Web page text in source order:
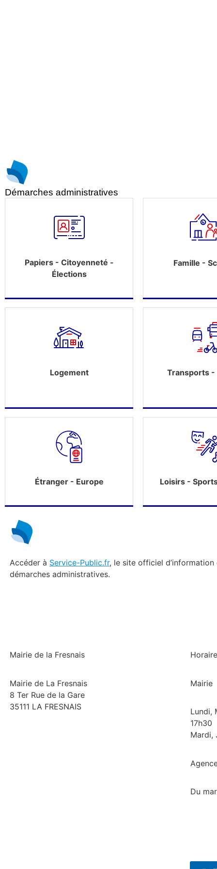
Démarches administratives
Papiers - Citoyenneté -
Élections
Famille -
Logement Transports -
Étranger - Europe Loisirs -
Accéder à Service-Public.fr, le site officiel d’information
démarches administratives.
Mairie de la Fresnais
Mairie de La Fresnais
8 Ter Rue de la Gare
35111 LA FRESNAIS
Mairie
Lundi,
17h30
Mardi,
Du